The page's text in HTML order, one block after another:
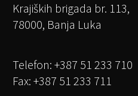
Krajiških brigada br. 113,
78000, Banja Luka
Telefon: +387 51 233 710
Fax: +387 51 233 711